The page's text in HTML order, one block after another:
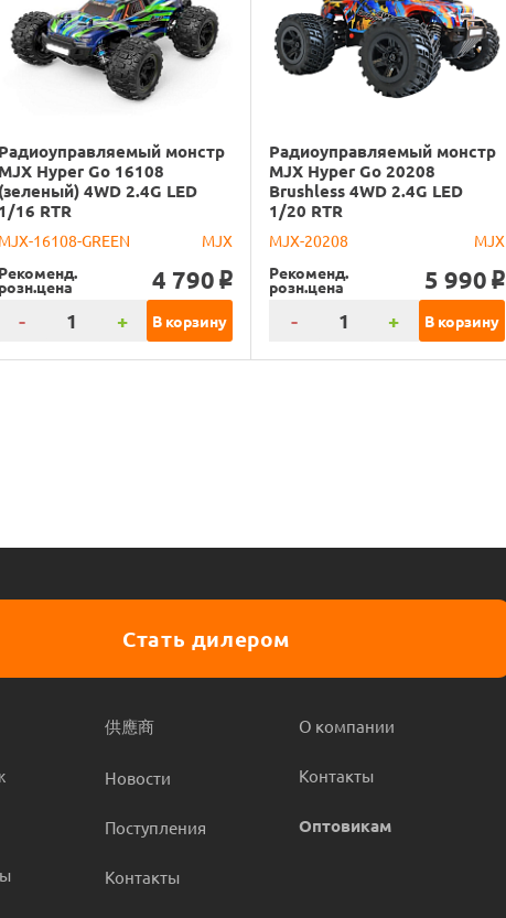
Радиоуправляемый монстр
MJX Hyper Go 16108
(зеленый) 4WD 2.4G LED
1/16 RTR
MJX-16108-GREEN
MJX
Рекоменд.
розн.цена 4 790 o
- + В корзину
Радиоуправляемый монстр
MJX Hyper Go 20208
Brushless 4WD 2.4G LED
1/20 RTR
MJX-20208
MJX
Рекоменд.
розн.цена 5 990 o
- + В корзину
Стать дилером
供應商
Новости
Поступления
Контакты
О компании
Контакты
Оптовикам